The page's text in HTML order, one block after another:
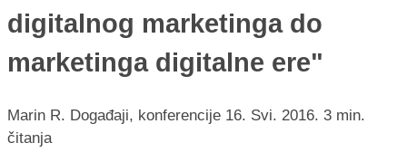
digitalnog marketinga do
marketinga digitalne ere"
Marin R. Događaji, konferencije 16. Svi. 2016. 3 min.
čitanja